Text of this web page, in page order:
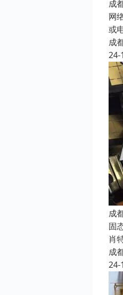
成
网
或
成
24-
成
固
肖
成
24-